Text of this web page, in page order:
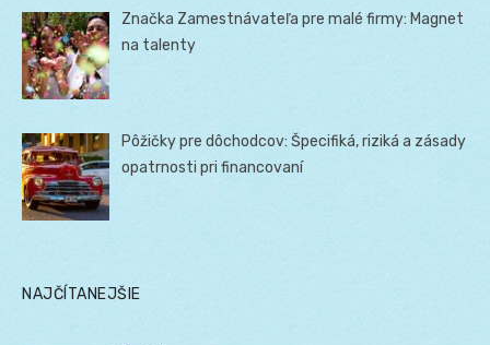
Značka Zamestnávateľa pre malé firmy: Magnet
na talenty
Pôžičky pre dôchodcov: Špecifiká, riziká a zásady
opatrnosti pri financovaní
NAJČÍTANEJŠIE